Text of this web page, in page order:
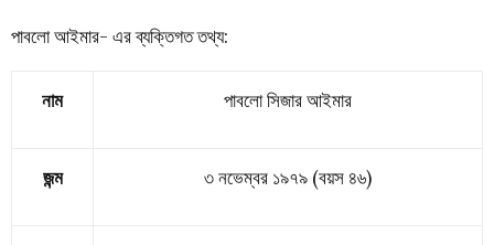
পাবলো আইমার- এর ব্যক্তিগত তথ্য:
নাম পাবলো সিজার আইমার
জন্ম ৩ নভেম্বর ১৯৭৯ (বয়স ৪৬)